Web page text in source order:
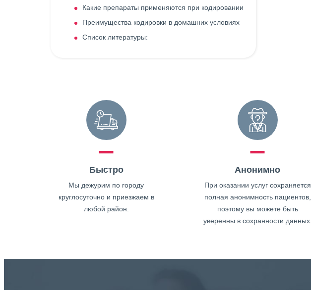
Какие препараты применяются при кодировании
Преимущества кодировки в домашних условиях
Список литературы:
Быстро
Мы дежурим по городу
круглосуточно и приезжаем в
любой район.
Анонимно
При оказании услуг сохраняется
полная анонимность пациентов,
поэтому вы можете быть
уверенны в сохранности данных.